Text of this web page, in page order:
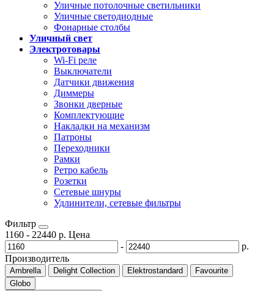
Уличные потолочные светильники
Уличные светодиодные
Фонарные столбы
Уличный свет
Электротовары
Wi-Fi реле
Выключатели
Датчики движения
Диммеры
Звонки дверные
Комплектующие
Накладки на механизм
Патроны
Переходники
Рамки
Ретро кабель
Розетки
Сетевые шнуры
Удлинители, сетевые фильтры
Фильтр
1160 - 22440 р. Цена
-
р.
Производитель
Ambrella Delight Collection Elektrostandard
Favourite
Globo